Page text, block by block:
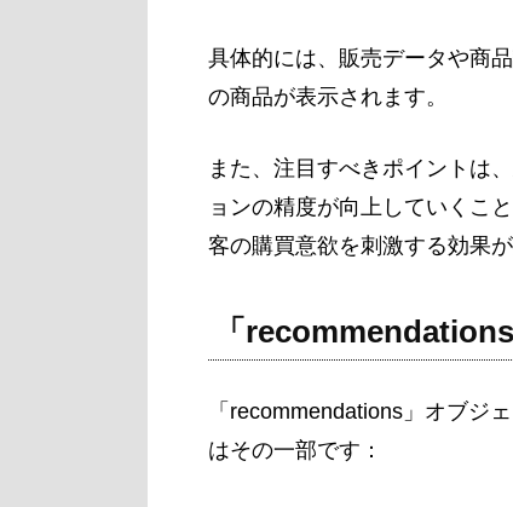
具体的には、販売データや商
の商品が表示されます。
また、注目すべきポイントは
ョンの精度が向上していくこ
客の購買意欲を刺激する効果が
「
「recommendations」オブジ
はその一部です：